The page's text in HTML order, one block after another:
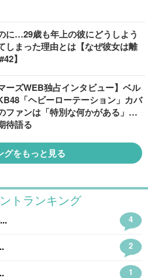
に…29歳も年上の彼にどうしよう
しまった理由とは【なぜ彼女は離
】
ーズWEB独占インタビュー】ベル
「ヘビーローテーション」カバ
ファンは「特別な何かがある」…
待語る
グをもっと見る